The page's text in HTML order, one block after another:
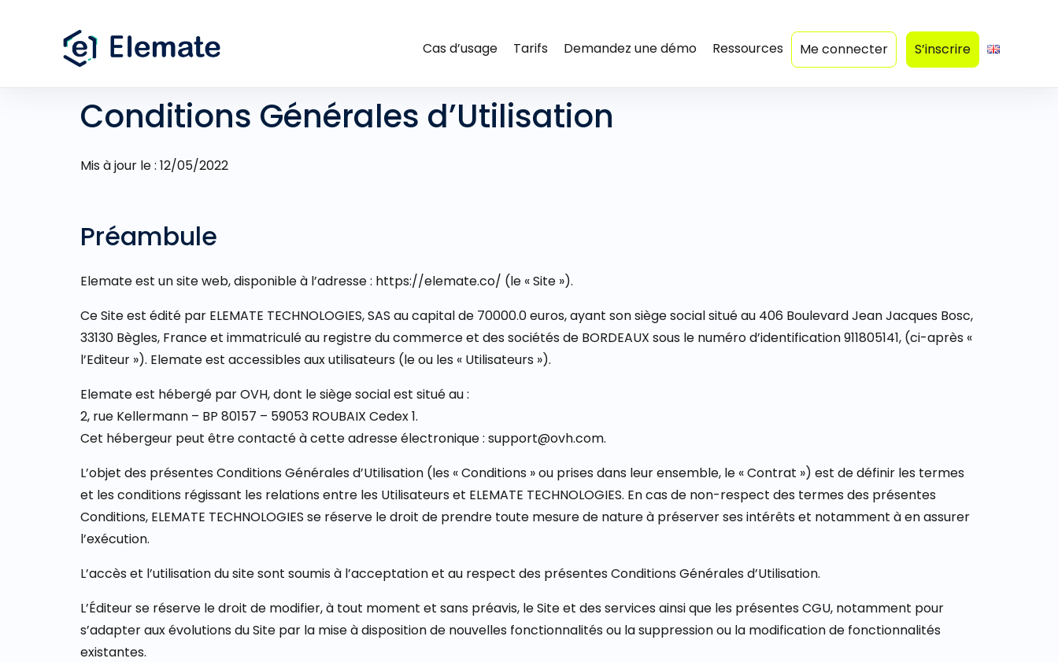
Cas d’usage Tarifs Demandez une démo Ressources Me connecter S’inscrire
Conditions Générales d’Utilisation
Mis à jour le : 12/05/2022
Préambule
Elemate est un site web, disponible à l’adresse : https://elemate.co/ (le « Site »).
Ce Site est édité par ELEMATE TECHNOLOGIES, SAS au capital de 70000.0 euros, ayant son siège social situé au 406 Boulevard Jean Jacques Bosc,
33130 Bègles, France et immatriculé au registre du commerce et des sociétés de BORDEAUX sous le numéro d’identification 911805141, (ci-après «
l’Editeur »). Elemate est accessibles aux utilisateurs (le ou les « Utilisateurs »).
Elemate est hébergé par OVH, dont le siège social est situé au :
2, rue Kellermann – BP 80157 – 59053 ROUBAIX Cedex 1.
Cet hébergeur peut être contacté à cette adresse électronique : support@ovh.com.
L’objet des présentes Conditions Générales d’Utilisation (les « Conditions » ou prises dans leur ensemble, le « Contrat ») est de définir les termes
et les conditions régissant les relations entre les Utilisateurs et ELEMATE TECHNOLOGIES. En cas de non-respect des termes des présentes
Conditions, ELEMATE TECHNOLOGIES se réserve le droit de prendre toute mesure de nature à préserver ses intérêts et notamment à en assurer
l’exécution.
L’accès et l’utilisation du site sont soumis à l’acceptation et au respect des présentes Conditions Générales d’Utilisation.
L’Éditeur se réserve le droit de modifier, à tout moment et sans préavis, le Site et des services ainsi que les présentes CGU, notamment pour
s’adapter aux évolutions du Site par la mise à disposition de nouvelles fonctionnalités ou la suppression ou la modification de fonctionnalités
existantes.